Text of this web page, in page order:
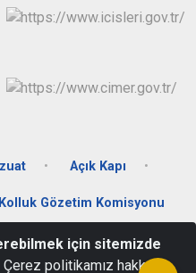
Açık Kapı
Kolluk Gözetim Komisyonu
Konağı Kat.3 36700
için sitemizde
Çerez politikamız hakkında